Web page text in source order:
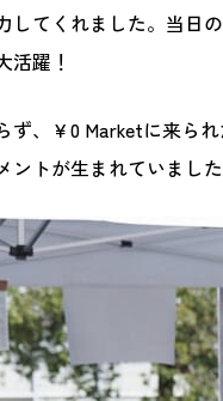
してくれました。当日
活躍！
ず、￥0 Marketに来ら
ントが生まれていました